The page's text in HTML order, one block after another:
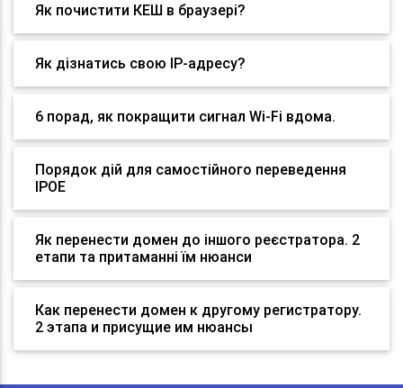
Як почистити КЕШ в браузері?
Як дізнатись свою IP-адресу?
6 порад, як покращити сигнал Wi-Fi вдома.
Порядок дій для самостійного переведення
IPOE
Як перенести домен до іншого реєстратора. 2
етапи та притаманні їм нюанси
Как перенести домен к другому регистратору.
2 этапа и присущие им нюансы